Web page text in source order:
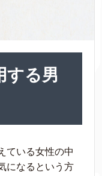
する男
ている女性の中
になるという方